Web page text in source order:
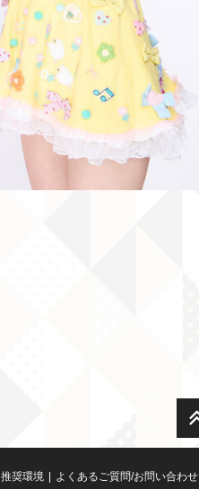
推奨環境 よくあるご質問/お問い合わせ